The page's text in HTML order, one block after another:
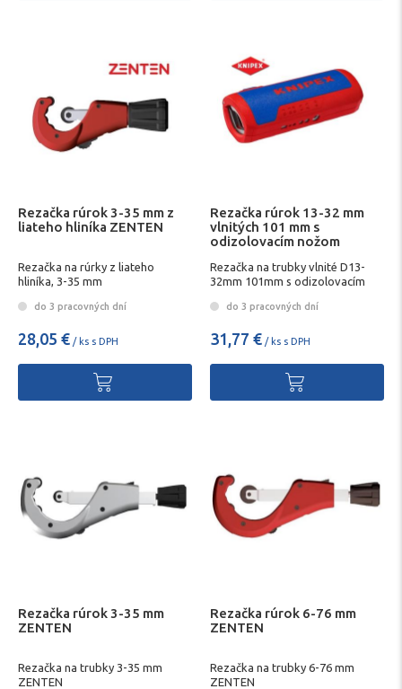
Rezačka rúrok 3-35 mm z
liateho hliníka ZENTEN
Rezačka na rúrky z liateho
hliníka, 3-35 mm
do 3 pracovných dní
28,05 € / ks s DPH
Rezačka rúrok 13-32 mm
vlnitých 101 mm s
odizolovacím nožom
Rezačka na trubky vlnité D13-
32mm 101mm s odizolovacím
do 3 pracovných dní
31,77 € / ks s DPH
Rezačka rúrok 3-35 mm
ZENTEN
Rezačka na trubky 3-35 mm
ZENTEN
Rezačka rúrok 6-76 mm
ZENTEN
Rezačka na trubky 6-76 mm
ZENTEN